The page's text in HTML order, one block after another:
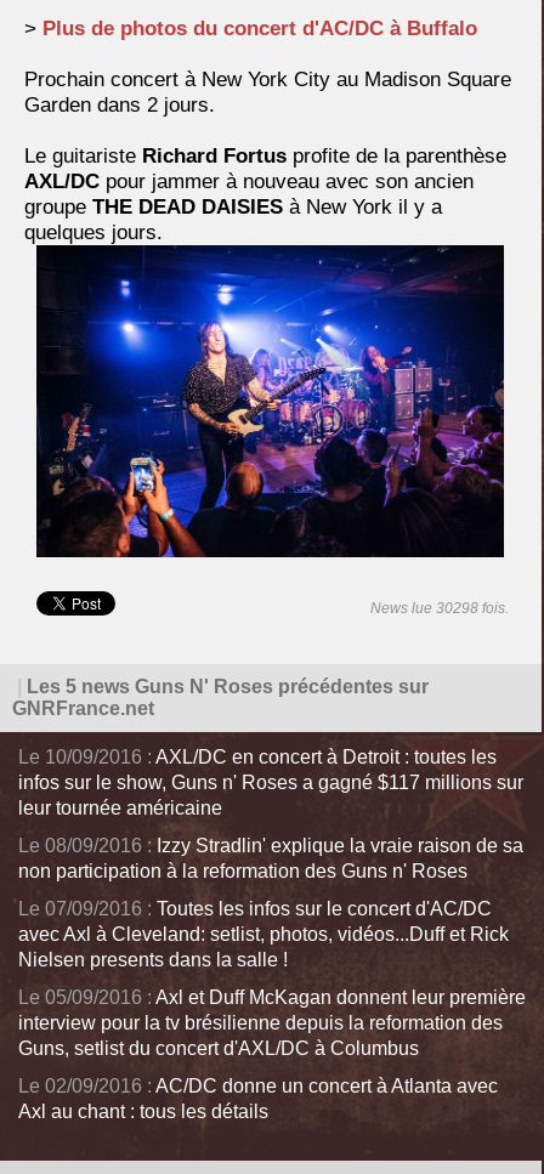
> Plus de photos du concert d'AC/DC à Buffalo
Prochain concert à New York City au Madison Square
Garden dans 2 jours.
Le guitariste Richard Fortus profite de la parenthèse
AXL/DC pour jammer à nouveau avec son ancien
groupe THE DEAD DAISIES à New York il y a
quelques jours.
News lue 30298 fois.
Les 5 news Guns N' Roses précédentes sur
GNRFrance.net
Le 10/09/2016 : AXL/DC en concert à Detroit : toutes les
infos sur le show, Guns n' Roses a gagné $117 millions sur
leur tournée américaine
Le 08/09/2016 : Izzy Stradlin' explique la vraie raison de sa
non participation à la reformation des Guns n' Roses
Le 07/09/2016 : Toutes les infos sur le concert d'AC/DC
avec Axl à Cleveland: setlist, photos, vidéos...Duff et Rick
Nielsen presents dans la salle !
Le 05/09/2016 : Axl et Duff McKagan donnent leur première
interview pour la tv brésilienne depuis la reformation des
Guns, setlist du concert d'AXL/DC à Columbus
Le 02/09/2016 : AC/DC donne un concert à Atlanta avec
Axl au chant : tous les détails